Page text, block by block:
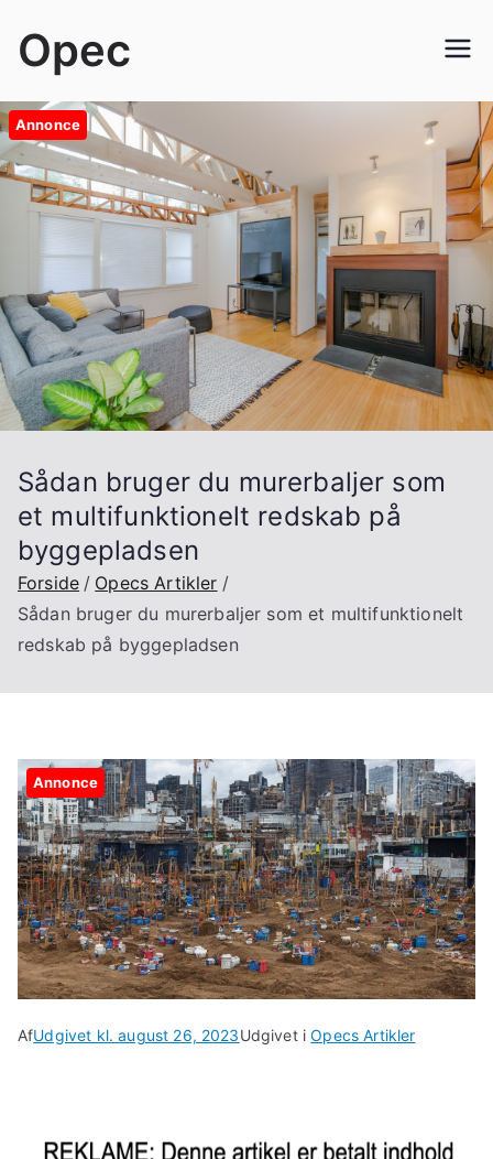
indhold
Opec
Annonce
Sådan bruger du murerbaljer som
et multifunktionelt redskab på
byggepladsen
Forside
Opecs Artikler
Sådan bruger du murerbaljer som et multifunktionelt
redskab på byggepladsen
Annonce
AfUdgivet kl.august 26, 2023Udgivet iOpecs Artikler